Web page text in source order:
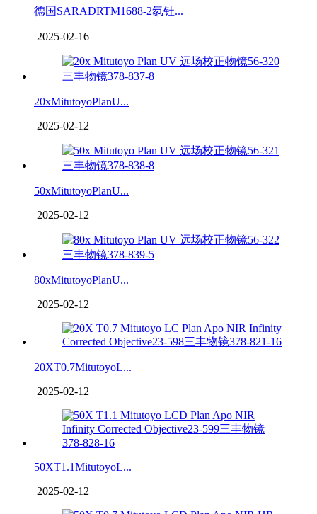
德国SARADRTM1688-2氡钍...
2025-02-16
20xMitutoyoPlanU...
2025-02-12
50xMitutoyoPlanU...
2025-02-12
80xMitutoyoPlanU...
2025-02-12
20XT0.7MitutoyoL...
2025-02-12
50XT1.1MitutoyoL...
2025-02-12